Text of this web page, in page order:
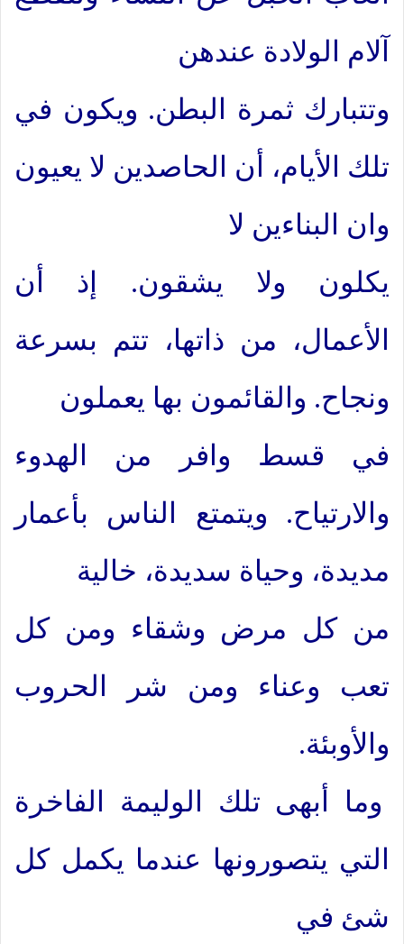
آلام الولادة عندهن
وتتبارك ثمرة البطن. ويكون في
تلك الأيام، أن الحاصدين لا يعيون
وان البناءين لا
يكلون ولا يشقون. إذ أن
الأعمال، من ذاتها، تتم بسرعة
ونجاح. والقائمون بها يعملون
في قسط وافر من الهدوء
والارتياح. ويتمتع الناس بأعمار
مديدة، وحياة سديدة، خالية
من كل مرض وشقاء ومن كل
تعب وعناء ومن شر الحروب
والأوبئة.
وما أبهى تلك الوليمة الفاخرة
التي يتصورونها عندما يكمل كل
شئ في